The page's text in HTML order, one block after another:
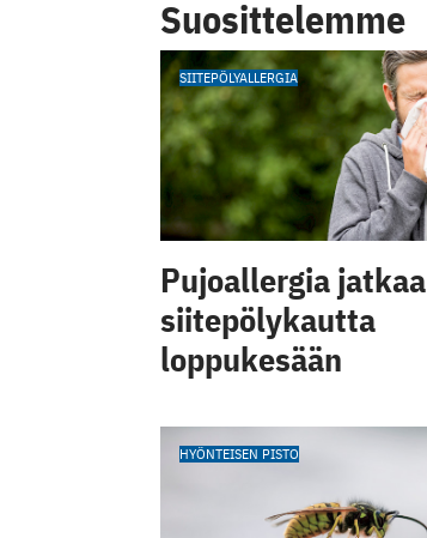
Suosittelemme
SIITEPÖLYALLERGIA
Pujoallergia jatkaa
siitepölykautta
loppukesään
HYÖNTEISEN PISTO